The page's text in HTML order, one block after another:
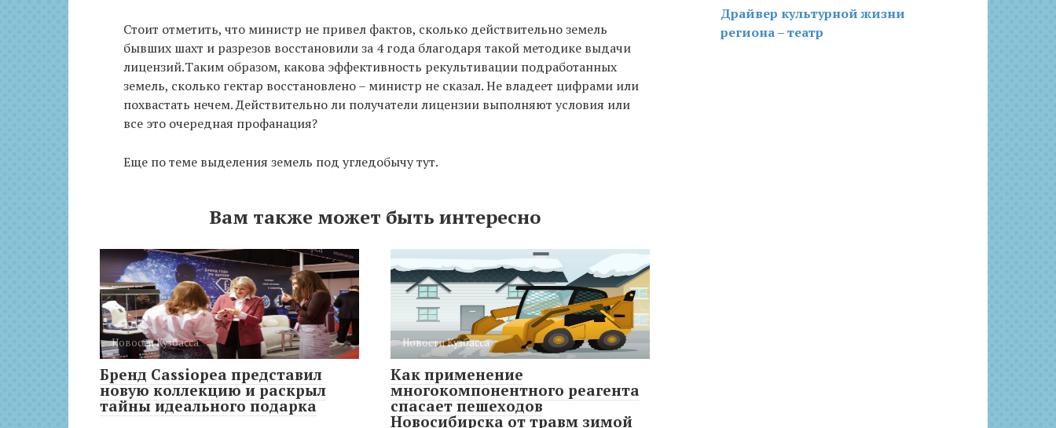
Стоит отметить, что министр не привел фактов, сколько действительно земель
бывших шахт и разрезов восстановили за 4 года благодаря такой методике выдачи
лицензий.Таким образом, какова эффективность рекультивации подработанных
земель, сколько гектар восстановлено – министр не сказал. Не владеет цифрами или
похвастать нечем. Действительно ли получатели лицензии выполняют условия или
все это очередная профанация?
Еще по теме выделения земель под угледобычу тут.
Вам также может быть интересно
Новости Кузбасса
Бренд Cassiopea представил
новую коллекцию и раскрыл
тайны идеального подарка
Новости Кузбасса
Как применение
многокомпонентного реагента
спасает пешеходов
Новосибирска от травм зимой
Драйвер культурной жизни
региона – театр